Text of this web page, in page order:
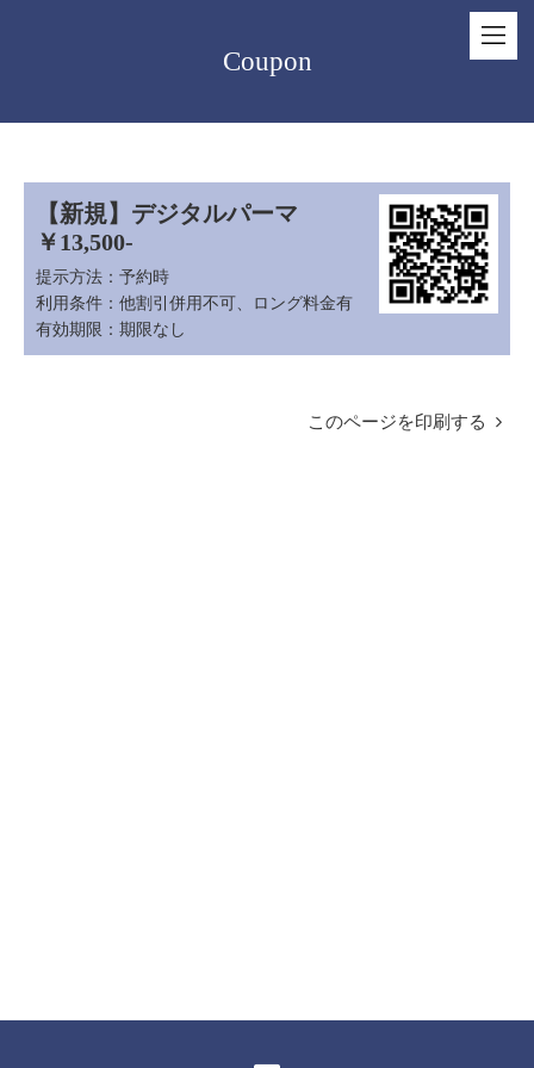
Coupon
【新規】デジタルパーマ
￥13,500-
提示方法： 予約時
利用条件： 他割引併用不可、ロング料金有
有効期限： 期限なし
このページを印刷する